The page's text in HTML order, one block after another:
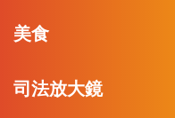
美食
司法放大鏡